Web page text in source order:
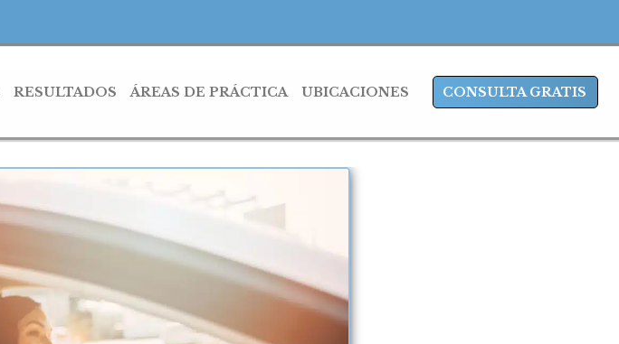
RESULTADOS ÁREAS DE PRÁCTICA UBICACIONES CONSULTA GRATIS